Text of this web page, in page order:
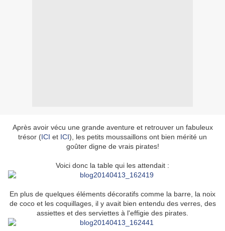
Après avoir vécu une grande aventure et retrouver un fabuleux
trésor (ICI et ICI), les petits moussaillons ont bien mérité un
goûter digne de vrais pirates!
Voici donc la table qui les attendait :
En plus de quelques éléments décoratifs comme la barre, la noix
de coco et les coquillages, il y avait bien entendu des verres, des
assiettes et des serviettes à l'effigie des pirates.